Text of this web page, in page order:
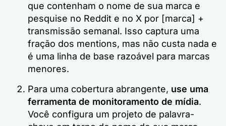
que contenham o nome de sua marca e
pesquise no Reddit e no X por [marca] +
transmissão semanal. Isso captura uma
fração dos mentions, mas não custa nada e
é uma linha de base razoável para marcas
menores.
Para uma cobertura abrangente, use uma
ferramenta de monitoramento de mídia.
Você configura um projeto de palavra-